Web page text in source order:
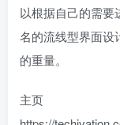
以根据自己的需要
名的流线型界面设
的重量。
主页